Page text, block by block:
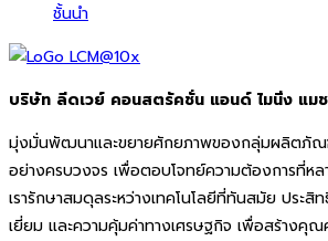
ชั้นนำ
บริษัท ลีดเวย์ คอนสตรัคชั่น แอนด์ ไมนิ่ง แมช
มุ่งมั่นพัฒนาและขยายศักยภาพของกลุ่มผลิตภัณ
อย่างครบวงจร เพื่อตอบโจทย์ความต้องการที่ห
เรารักษาสมดุลระหว่างเทคโนโลยีที่ทันสมัย ประ
เยี่ยม และความคุ้มค่าทางเศรษฐกิจ เพื่อสร้างคุณ